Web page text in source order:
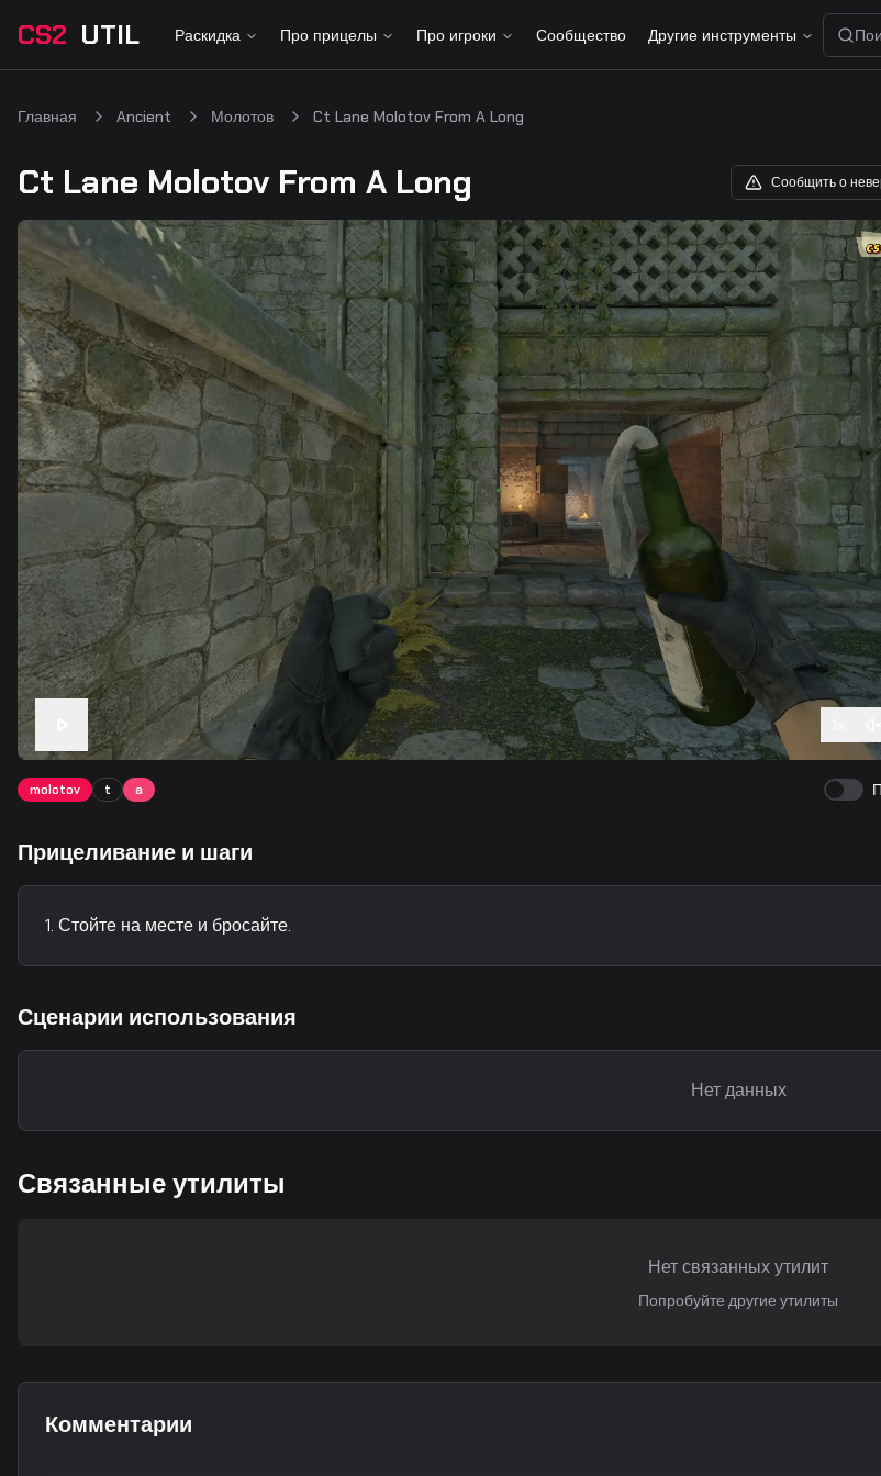
CS2 UTIL Раскидка Про прицелы Про игроки Сообщество Другие инструменты
Главная Ancient Молотов Ct Lane Molotov From A Long
Ct Lane Molotov From A Long Сообщить о
molotov t a
Прицеливание и шаги
Стойте на месте и бросайте.
Сценарии использования
Нет данных
Связанные утилиты
Нет связанных утилит
Попробуйте другие утилиты
Комментарии